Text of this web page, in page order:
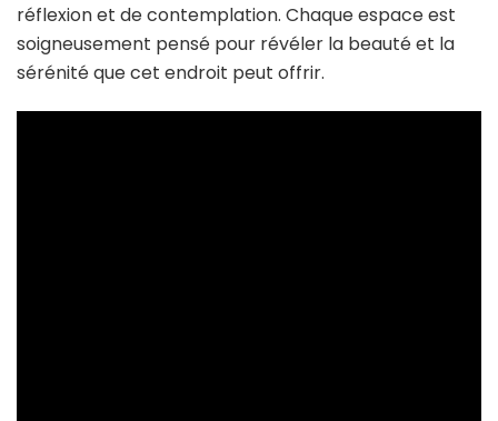
réflexion et de contemplation. Chaque espace est
soigneusement pensé pour révéler la beauté et la
sérénité que cet endroit peut offrir.